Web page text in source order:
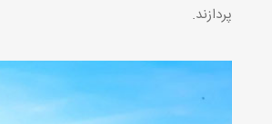
پردازند.